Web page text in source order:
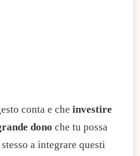
conta e che investire
dono che tu possa
a integrare questi